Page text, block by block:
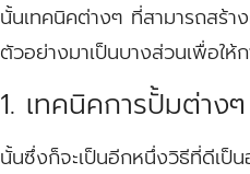
นั้นเทคนิคต่างๆ ที่สามารถสร้า
ตัวอย่างมาเป็นบางส่วนเพื่อใ
1. เทคนิคการปั้มต่างๆ
นั้นซึ่งก็จะเป็นอีกหนึ่งวิธีที่ดีเป็น